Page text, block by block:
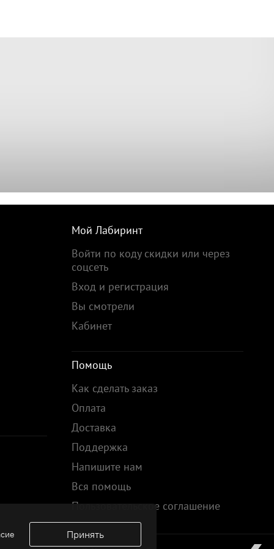
Принять
Мой Лабиринт
Войти по коду скидки или через
соцсеть
Вход и регистрация
Вы смотрели
Кабинет
Помощь
Как сделать заказ
Оплата
Доставка
Поддержка
Напишите нам
Вся помощь
Пользовательское соглашение